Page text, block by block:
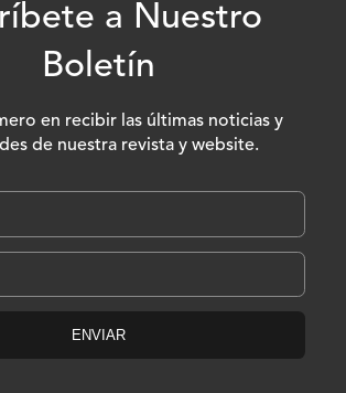
a Nuestro
Boletín
en recibir las últimas noticias y
de nuestra revista y website.